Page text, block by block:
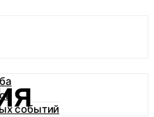
событий